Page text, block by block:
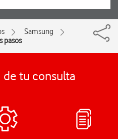
Samsung
pasos
tu consulta